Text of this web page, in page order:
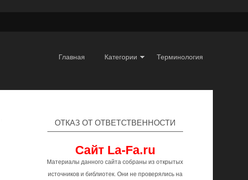
Главная Категории Терминология
ОТКАЗ ОТ ОТВЕТСТВЕННОСТИ
Сайт La-Fa.ru
Материалы данного сайта собраны из открытых
источников и библиотек. Они не проверялись на